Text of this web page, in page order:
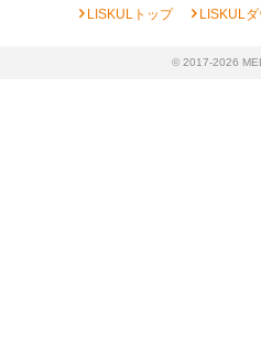
chevron_rightLISKULトップ chevron_rightLISKUL
© 2017-2026